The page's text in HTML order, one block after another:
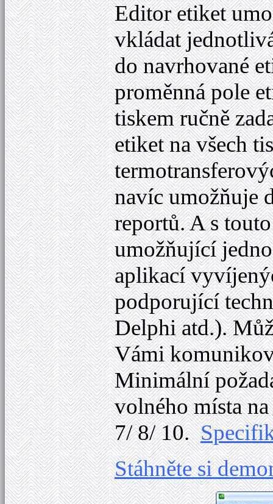
Editor etiket
vkládat
do navrhované
proměnná pole
tiskem ručně
etiket na všech
navíc umožňuje
reportů. A s
umožňující
aplikací
podporující
Delphi atd.).
Vámi
Minimální
volného místa
7/ 8/ 10.
Stáhněte si